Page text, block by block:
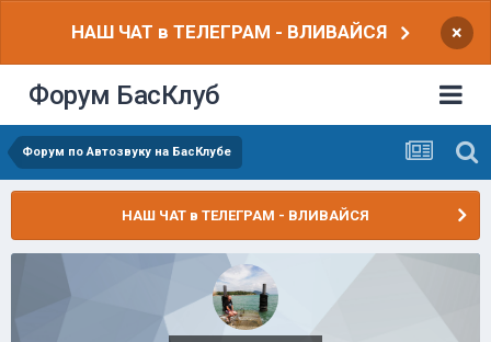
НАШ ЧАТ в ТЕЛЕГРАМ - ВЛИВАЙСЯ ×
Форум БасКлуб
Форум по Автозвуку на БасКлубе
НАШ ЧАТ в ТЕЛЕГРАМ - ВЛИВАЙСЯ